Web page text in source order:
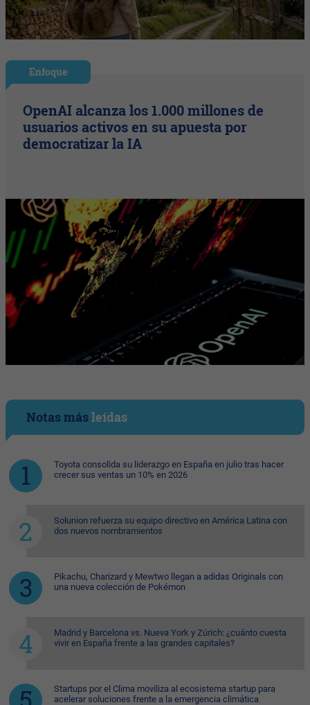
Enfoque
OpenAI alcanza los 1.000 millones de
usuarios activos en su apuesta por
democratizar la IA
Notas másleídas
Toyota consolida su liderazgo en España en julio tras hacer
crecer sus ventas un 10% en 2026
Solunion refuerza su equipo directivo en América Latina con
dos nuevos nombramientos
Pikachu, Charizard y Mewtwo llegan a adidas Originals con
una nueva colección de Pokémon
Madrid y Barcelona vs. Nueva York y Zúrich: ¿cuánto cuesta
vivir en España frente a las grandes capitales?
Startups por el Clima moviliza al ecosistema startup para
acelerar soluciones frente a la emergencia climática